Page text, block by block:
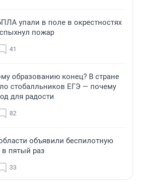
упали в поле в окрестностях
пожар
41
образованию конец? В стране
стобалльников ЕГЭ — почему
для радости
82
объявили беспилотную
в пятый раз
33